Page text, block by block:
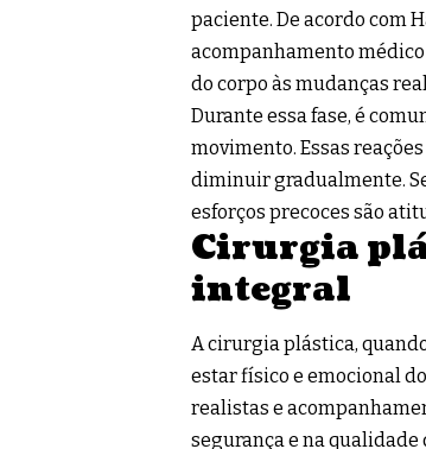
paciente. De acordo com
acompanhamento
do corpo às mudanças
Durante essa fase, é
movimento. Essas
diminuir gradualmente.
esforços precoces são
Cirurgia
integral
A cirurgia plástica,
estar físico e emocional
realistas e
segurança e na qualidade